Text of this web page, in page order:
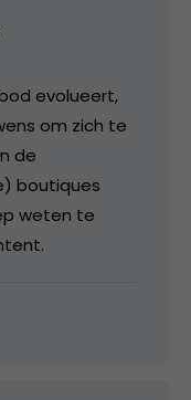
evolueert,
om zich te
de
boutiques
weten te